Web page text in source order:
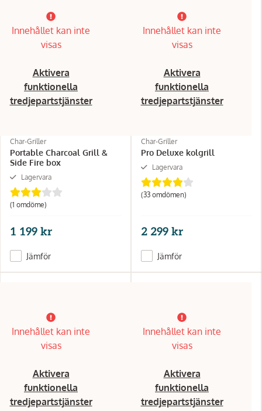
Innehållet kan inte
visas
Aktivera
funktionella
tredjepartstjänster
Char-Griller
Portable Charcoal Grill &
Side Fire box
Lagervara
(1 omdöme)
1 199 kr
Jämför
Innehållet kan inte
visas
Aktivera
funktionella
tredjepartstjänster
Char-Griller
Pro Deluxe kolgrill
Lagervara
(33 omdömen)
2 299 kr
Jämför
Innehållet kan inte
visas
Aktivera
funktionella
tredjepartstjänster
Innehållet kan inte
visas
Aktivera
funktionella
tredjepartstjänster